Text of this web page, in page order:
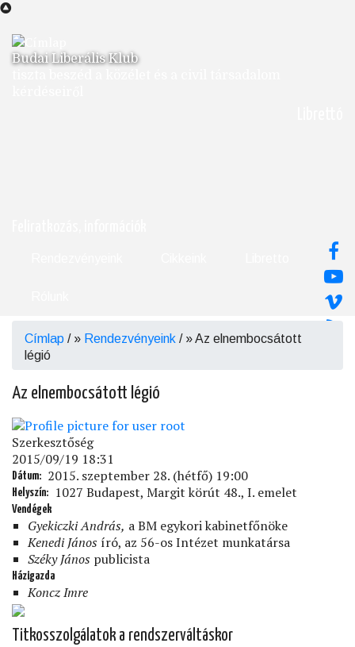
Ugrás
tartalomra
Budai Liberális Klub
Morzsa
Címlap / Rendezvényeink /
Az elnembocsátott
légió
Az elnembocsátott légió
Szerkesztőség
2015/09/19 18:31
Dátum 2015. szeptember 28. (hétfő) 19:00
Helyszín 1027 Budapest, Margit körút 48., I. emelet
Vendégek
Gyekiczki András, a BM egykori kabinetfőnöke
Kenedi János író, az 56-os Intézet munkatársa
Széky János publicista
Házigazda
Koncz Imre
Titkosszolgálatok a rendszerváltáskor